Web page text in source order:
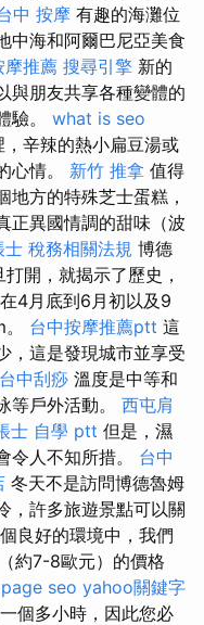
中 按摩 有趣的海灘位
中海和阿爾巴尼亞美食
摩推薦 搜尋引擎 新的
與朋友共享各種變體的
驗。 what is seo
辛辣的熱小扁豆湯或
心情。 新竹 推拿 值得
地方的特殊芝士蛋糕，
正異國情調的甜味（波
士 稅務相關法規 博德
開，就揭示了歷史，
4月底到6月初以及9
台中按摩推薦ptt 這
，這是發現城市並享受
台中刮痧 溫度是中等和
等戶外活動。 西屯肩
士 自學 ptt 但是，濕
令人不知所措。 台中
冬天不是訪問博德魯姆
，許多旅遊景點可以關
良好的環境中，我們
約7-8歐元）的價格
seo yahoo關鍵字
個多小時，因此您必